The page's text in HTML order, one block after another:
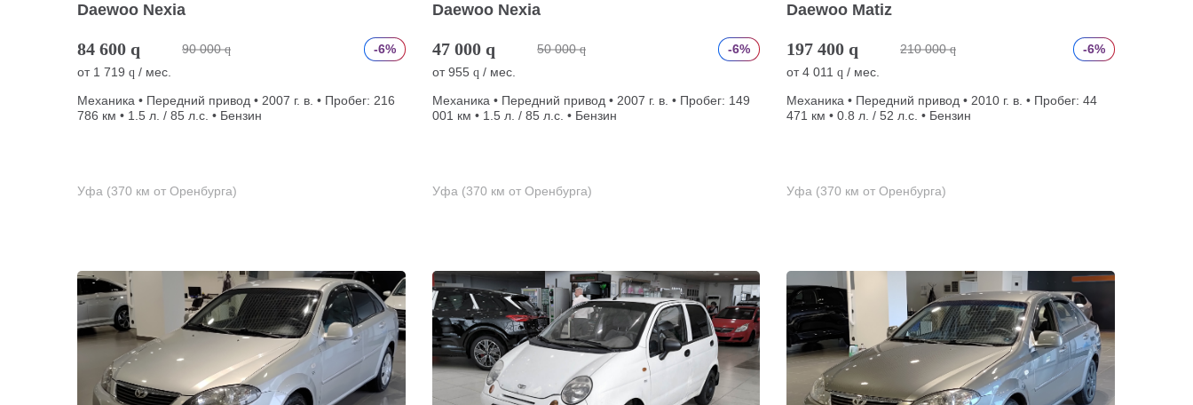
Daewoo Nexia
84 600 q 90 000 q
-6%
от 1 719 q / мес.
Механика • Передний привод • 2007 г. в. • Пробег: 216
786 км • 1.5 л. / 85 л.с. • Бензин
Уфа (370 км от Оренбурга)
Daewoo Nexia
47 000 q 50 000 q
-6%
от955 q / мес.
Механика • Передний привод • 2007 г. в. • Пробег: 149
001 км • 1.5 л. / 85 л.с. • Бензин
Уфа (370 км от Оренбурга)
Daewoo Matiz
197 400 q 210 000 q
-6%
от4 011 q / мес.
Механика • Передний привод • 2010 г. в. • Пробег: 44
471 км • 0.8 л. / 52 л.с. • Бензин
Уфа (370 км от Оренбурга)